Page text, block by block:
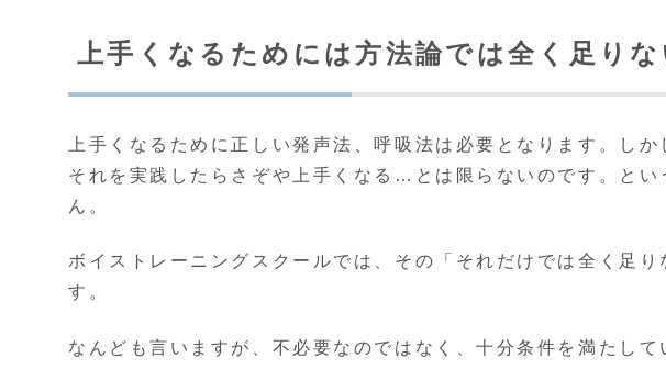
上手くなるためには方法論では全く足りな
上手くなるために正しい発声法、呼吸法は必要となります。し
それを実践したらさぞや上手くなる…とは限らないのです。と
ん。
ボイストレーニングスクールでは、その「それだけでは全く足
す。
なんども言いますが、不必要なのではなく、十分条件を満たして